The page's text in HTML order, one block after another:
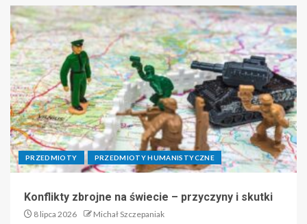
PRZEDMIOTY PRZEDMIOTY HUMANISTYCZNE
Konflikty zbrojne na świecie – przyczyny i skutki
8 lipca 2026 Michał Szczepaniak